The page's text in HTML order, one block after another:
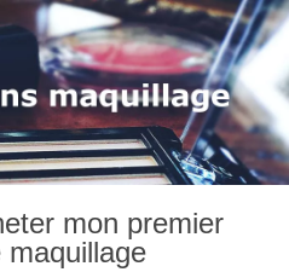
mon premier
maquillage